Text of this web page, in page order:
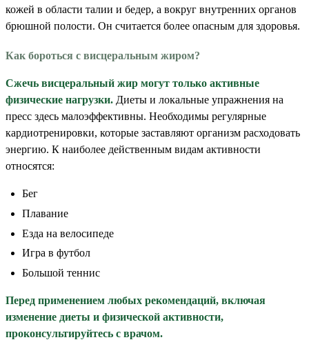
кожей в области талии и бедер, а вокруг внутренних органов
брюшной полости. Он считается более опасным для здоровья.
Как бороться с висцеральным жиром?
Сжечь висцеральный жир могут только активные
физические нагрузки. Диеты и локальные упражнения на
пресс здесь малоэффективны. Необходимы регулярные
кардиотренировки, которые заставляют организм расходовать
энергию. К наиболее действенным видам активности
относятся:
Бег
Плавание
Езда на велосипеде
Игра в футбол
Большой теннис
Перед применением любых рекомендаций, включая
изменение диеты и физической активности,
проконсультируйтесь с врачом.